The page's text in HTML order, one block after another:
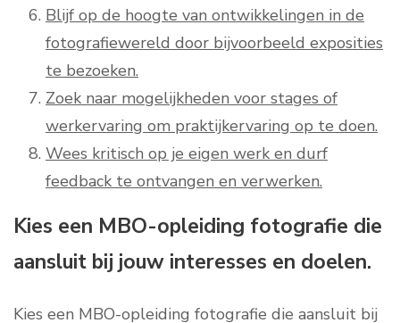
Blijf op de hoogte van ontwikkelingen in de
fotografiewereld door bijvoorbeeld exposities
te bezoeken.
Zoek naar mogelijkheden voor stages of
werkervaring om praktijkervaring op te doen.
Wees kritisch op je eigen werk en durf
feedback te ontvangen en verwerken.
Kies een MBO-opleiding fotografie die
aansluit bij jouw interesses en doelen.
Kies een MBO-opleiding fotografie die aansluit bij